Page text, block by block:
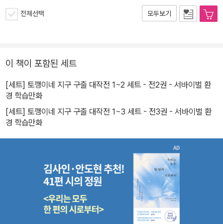
전체선택 모두보기
이 책이 포함된 세트
[세트] 토깽이네 지구 구출 대작전 1~2 세트 - 전2권 - 서바이벌 환
경 학습만화
[세트] 토깽이네 지구 구출 대작전 1~3 세트 - 전3권 - 서바이벌 환
경 학습만화